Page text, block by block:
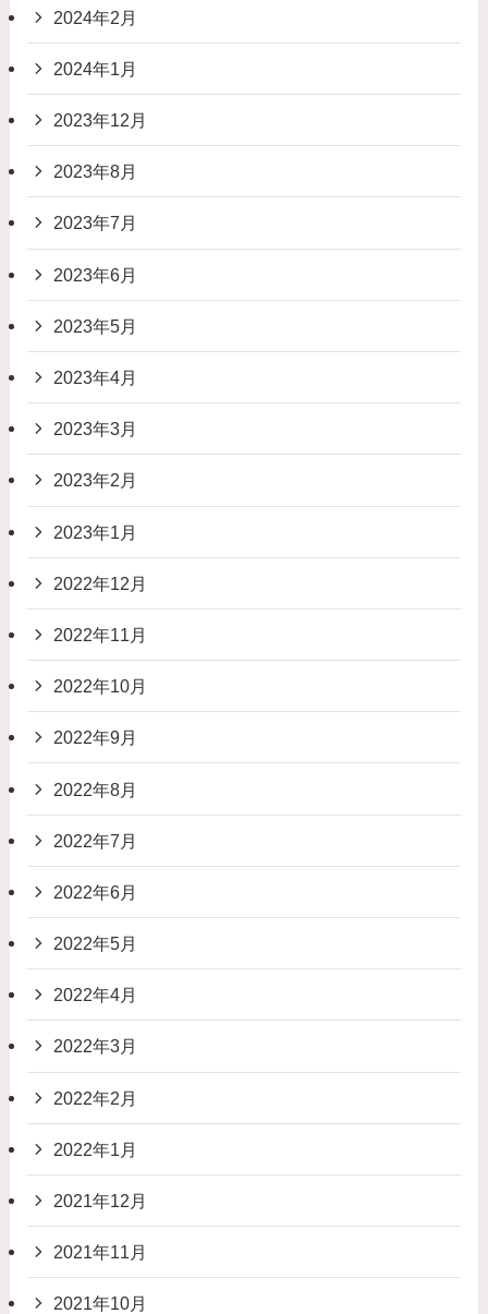
2024年2月
2024年1月
2023年12月
2023年8月
2023年7月
2023年6月
2023年5月
2023年4月
2023年3月
2023年2月
2023年1月
2022年12月
2022年11月
2022年10月
2022年9月
2022年8月
2022年7月
2022年6月
2022年5月
2022年4月
2022年3月
2022年2月
2022年1月
2021年12月
2021年11月
2021年10月